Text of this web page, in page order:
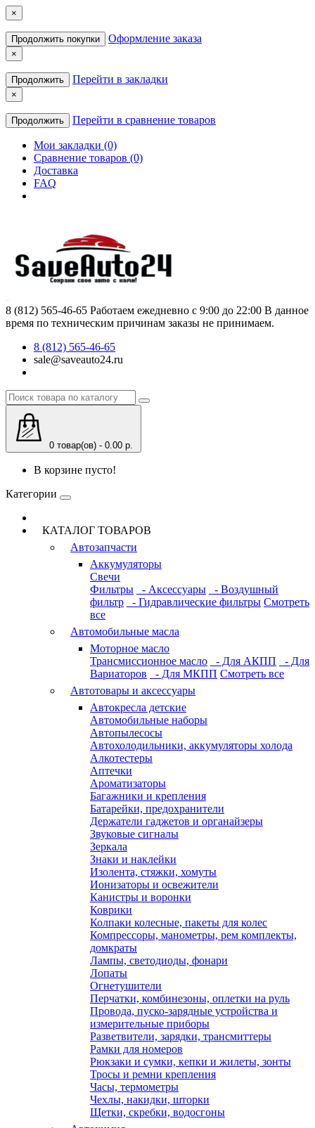
×
Продолжить покупки Оформление заказа
×
Продолжить Перейти в закладки
×
Продолжить Перейти в сравнение товаров
Мои закладки (0)
Сравнение товаров (0)
Доставка
FAQ
8 (812) 565-46-65 Работаем ежедневно с 9:00 до 22:00 В данное
время по техническим причинам заказы не принимаем.
8 (812) 565-46-65
sale@saveauto24.ru
0 товар(ов) - 0.00 р.
В корзине пусто!
Категории
КАТАЛОГ ТОВАРОВ
Автозапчасти
Аккумуляторы
Свечи
Фильтры
- Аксессуары
- Воздушный
фильтр
- Гидравлические фильтры Смотреть
все
Автомобильные масла
Моторное масло
Трансмиссионное масло
- Для АКПП
- Для
Вариаторов
- Для МКПП Смотреть все
Автотовары и аксессуары
Автокресла детские
Автомобильные наборы
Автопылесосы
Автохолодильники, аккумуляторы холода
Алкотестеры
Аптечки
Ароматизаторы
Багажники и крепления
Батарейки, предохранители
Держатели гаджетов и органайзеры
Звуковые сигналы
Зеркала
Знаки и наклейки
Изолента, стяжки, хомуты
Ионизаторы и освежители
Канистры и воронки
Коврики
Колпаки колесные, пакеты для колес
Компрессоры, манометры, рем комплекты,
домкраты
Лампы, светодиоды, фонари
Лопаты
Огнетушители
Перчатки, комбинезоны, оплетки на руль
Провода, пуско-зарядные устройства и
измерительные приборы
Разветвители, зарядки, трансмиттеры
Рамки для номеров
Рюкзаки и сумки, кепки и жилеты, зонты
Тросы и ремни крепления
Часы, термометры
Чехлы, накидки, шторки
Щетки, скребки, водосгоны